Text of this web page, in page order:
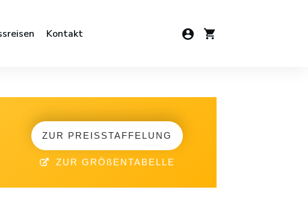
Kontakt
ZUR PREISSTAFFELUNG
ZUR GRÖßENTABELLE